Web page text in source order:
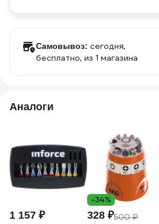
Самовывоз: сегодня,
бесплатно, из 1 магазина
Аналоги
1 157 ₽
-34%
328 ₽500 ₽